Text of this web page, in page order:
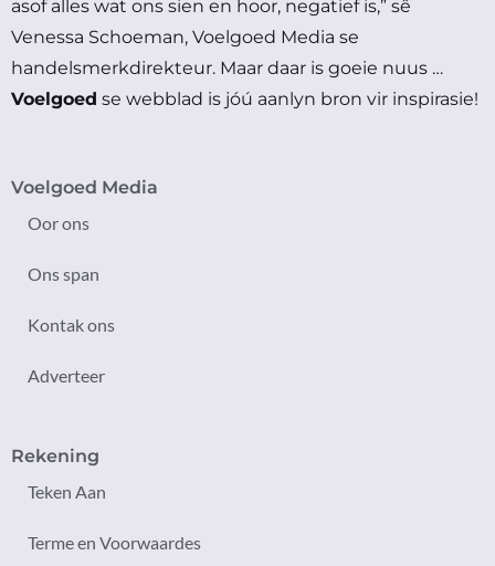
asof alles wat ons sien en hoor, negatief is,” sê
Venessa Schoeman, Voelgoed Media se
handelsmerkdirekteur. Maar daar is goeie nuus …
Voelgoed se webblad is jóú aanlyn bron vir inspirasie!
Voelgoed Media
Oor ons
Ons span
Kontak ons
Adverteer
Rekening
Teken Aan
Terme en Voorwaardes